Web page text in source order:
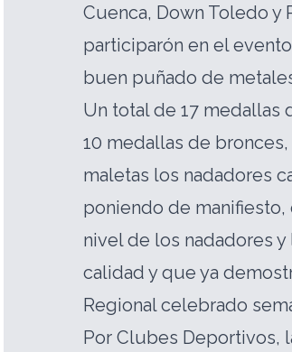
Cuenca, Down Toledo y
participarón en el
buen puñado de
Un total de 17 medallas
10 medallas de
maletas los nadadores
poniendo de manifiesto,
nivel de los nadadores
calidad y que ya
Regional celebrado
Por Clubes Deportivos,